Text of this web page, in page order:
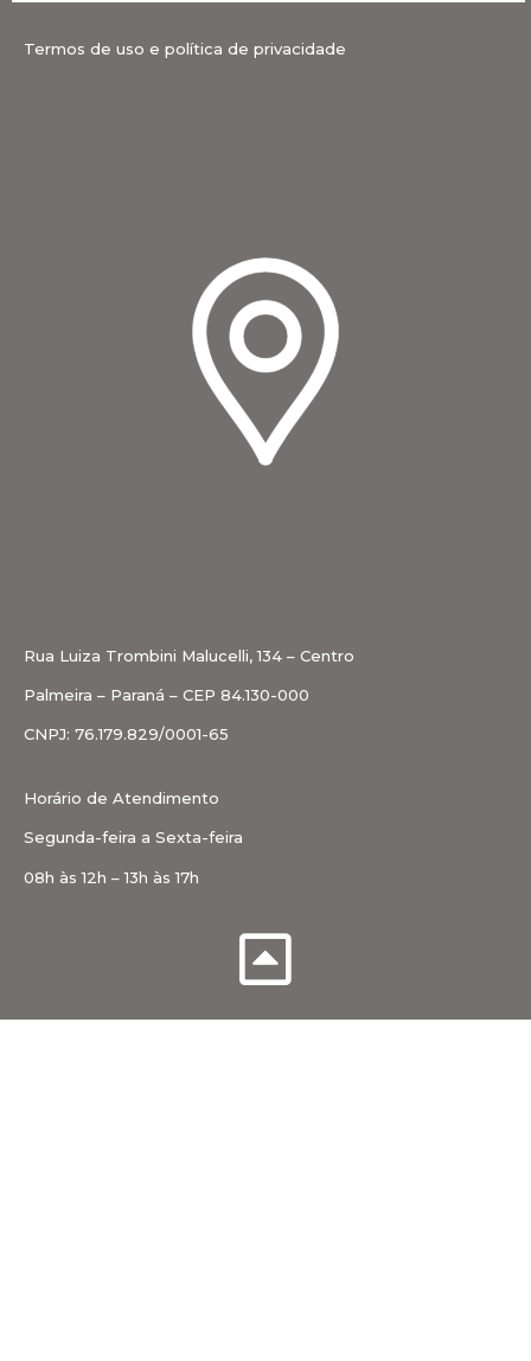
Termos de uso e política de privacidade
Rua Luiza Trombini Malucelli, 134 – Centro
Palmeira – Paraná – CEP 84.130-000
CNPJ: 76.179.829/0001-65
Horário de Atendimento
Segunda-feira a Sexta-feira
08h às 12h – 13h às 17h